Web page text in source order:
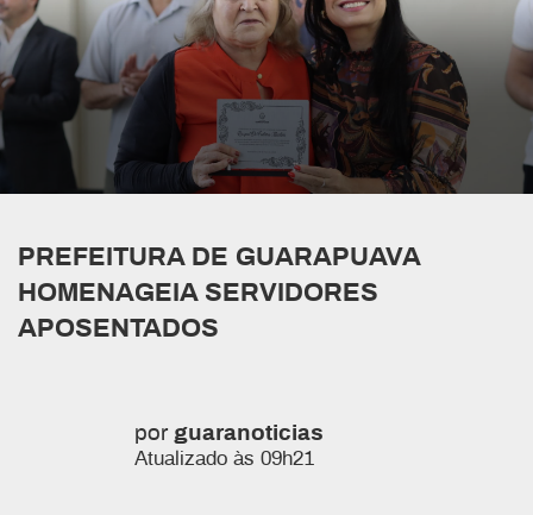
PREFEITURA DE GUARAPUAVA
HOMENAGEIA SERVIDORES
APOSENTADOS
por guaranoticias
Atualizado às 09h21